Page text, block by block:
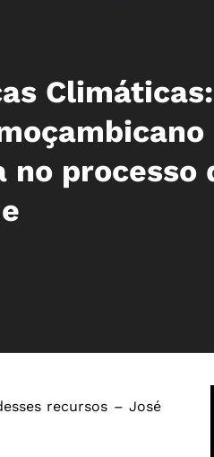
Climáticas:
processo
recursos – José